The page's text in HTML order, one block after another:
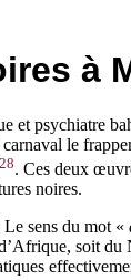
à
psychiatre
le
. Ces deux
noires.
Le sens du mot «
soit